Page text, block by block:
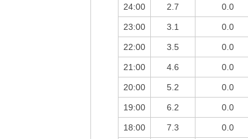
24:00 2.7 0.0
23:00 3.1 0.0
22:00 3.5 0.0
21:00 4.6 0.0
20:00 5.2 0.0
19:00 6.2 0.0
18:00 7.3 0.0